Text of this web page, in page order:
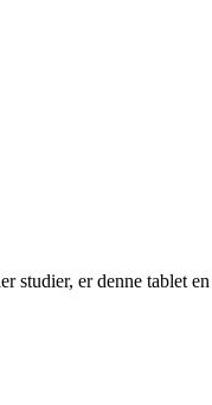
studier, er denne tablet en